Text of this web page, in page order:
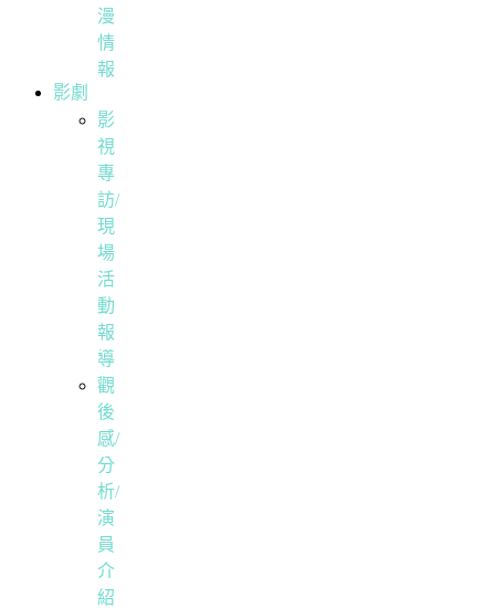
漫
情
報
影劇
影
視
專
訪/
現
場
活
動
報
導
觀
後
感/
分
析/
演
員
介
紹